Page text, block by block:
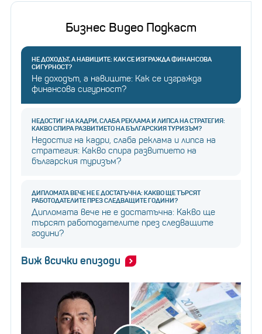
Бизнес Видео Подкаст
НЕ ДОХОДЪТ, А НАВИЦИТЕ: КАК СЕ ИЗГРАЖДА ФИНАНСОВА
СИГУРНОСТ?
Не доходът, а навиците: Как се изгражда
финансова сигурност?
НЕДОСТИГ НА КАДРИ, СЛАБА РЕКЛАМА И ЛИПСА НА СТРАТЕГИЯ:
КАКВО СПИРА РАЗВИТИЕТО НА БЪЛГАРСКИЯ ТУРИЗЪМ?
Недостиг на кадри, слаба реклама и липса на
стратегия: Какво спира развитието на
българския туризъм?
ДИПЛОМАТА ВЕЧЕ НЕ Е ДОСТАТЪЧНА: КАКВО ЩЕ ТЪРСЯТ
РАБОТОДАТЕЛИТЕ ПРЕЗ СЛЕДВАЩИТЕ ГОДИНИ?
Дипломата вече не е достатъчна: Какво ще
търсят работодателите през следващите
години?
Виж всички епизоди